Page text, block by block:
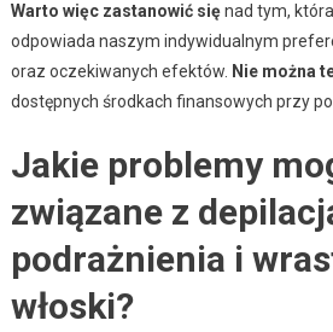
Warto więc zastanowić sięnad tym,
odpowiada naszym indywidualnym
oraz oczekiwanych efektów. Nie można
dostępnych środkach finansowych przy
Jakie problemy
związane z
podrażnienia i
włoski?